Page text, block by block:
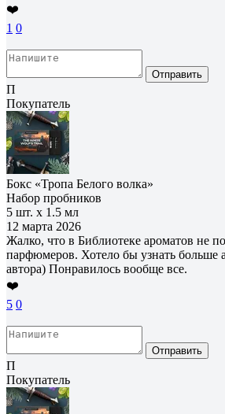
❤️
1 0
Отправить
П
Покупатель
Бокс «Тропа Белого волка»
Набор пробников
5 шт. х 1.5 мл
12 марта 2026
Жалко, что в Библиотеке ароматов не
парфюмеров. Хотело бы узнать больше
автора) Понравилось вообще все.
❤️
5 0
Отправить
П
Покупатель